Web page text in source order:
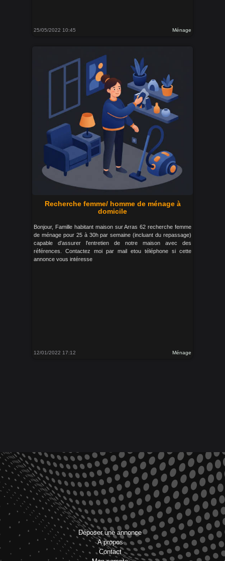
25/05/2022 10:45 Ménage
Recherche femme/ homme de ménage à
domicile
Bonjour, Famille habitant maison sur Arras 62 recherche femme
de ménage pour 25 à 30h par semaine (incluant du repassage)
capable d'assurer l'entretien de notre maison avec des
références. Contactez moi par mail etou téléphone si cette
annonce vous intéresse
12/01/2022 17:12 Ménage
Déposer une annonce
A propos
Contact